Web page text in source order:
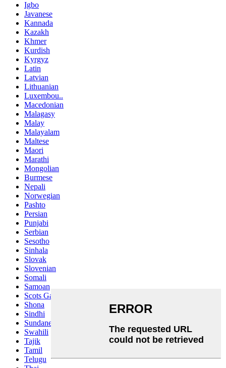
Igbo
Javanese
Kannada
Kazakh
Khmer
Kurdish
Kyrgyz
Latin
Latvian
Lithuanian
Luxembou..
Macedonian
Malagasy
Malay
Malayalam
Maltese
Maori
Marathi
Mongolian
Burmese
Nepali
Norwegian
Pashto
Persian
Punjabi
Serbian
Sesotho
Sinhala
Slovak
Slovenian
Somali
Samoan
Scots Gaelic
Shona
Sindhi
Sundanese
Swahili
Tajik
Tamil
Telugu